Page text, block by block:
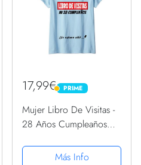
17,99€ PRIME
PRIME
Mujer Libro De Visitas -
28 Años Cumpleaños
Camiseta Cuello V
Más Info